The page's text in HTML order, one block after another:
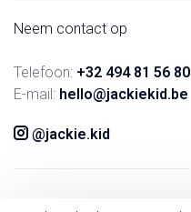
Neem contact op
Telefoon: +32 494 81 56 80
E-mail: hello@jackiekid.be
@jackie.kid